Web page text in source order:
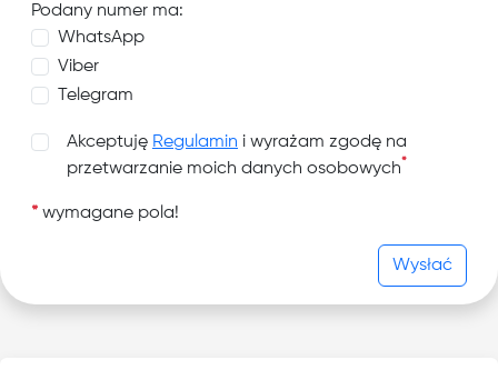
Podany numer ma:
WhatsApp
Viber
Telegram
Akceptuję Regulamin i wyrażam zgodę na
przetwarzanie moich danych osobowych*
* wymagane pola!
Wysłać